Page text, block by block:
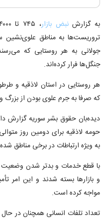
به گزارشنبض بازار
تروریست‌ها به مناطق
جولانی به هر روستایی که
جنگل‌ها فرار کرده‌اند.
هر روستایی در استان لاذقیه و
که صرفا به جرم علوی بودن از
دیده‌بان حقوق بشر سوریه گزارش
حومه لاذقیه برای دومین روز
به ویژه ارتباطات در برخی مناطق
با قطع خدمات و بدتر شدن وضعیت
و بازار‌ها بسته شدند و این امر
مواجه کرده است.
تعداد تلفات انسانی همچنان در